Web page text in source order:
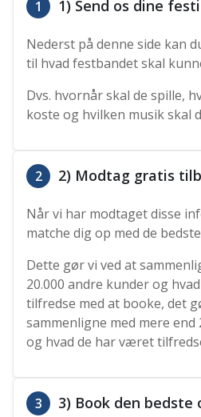
1 1) Send os dine
Nederst på denne side kan
til hvad festbandet skal
Dvs. hvornår skal de spille,
koste og hvilken musik skal
2 2) Modtag gratis
Når vi har modtaget disse
matche dig op med de
Dette gør vi ved at
20.000 andre kunder og
tilfredse med at booke, det
sammenligne med mere end
og hvad de har været
3 3) Book den bedste